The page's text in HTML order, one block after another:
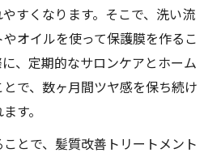
すくなります。そこで、洗い流
オイルを使って保護膜を作るこ
、定期的なサロンケアとホーム
で、数ヶ月間ツヤ感を保ち続け
す。
とで、髪質改善トリートメント